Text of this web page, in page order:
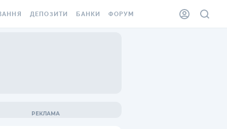
ДЕПОЗИТИ БАНКИ ФОРУМ